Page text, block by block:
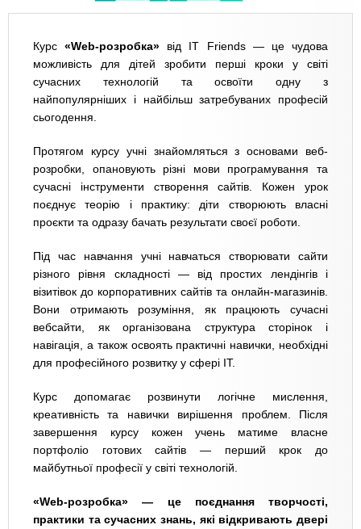
Курс«Web-розробка» від IT Friends — це чудова
можливість для дітей зробити перші кроки у світі
сучасних технологій та освоїти одну з
найпопулярніших і найбільш затребуваних професій
сьогодення.
Протягом курсу учні знайомляться з основами веб-
розробки, опановують різні мови програмування та
сучасні інструменти створення сайтів. Кожен урок
поєднує теорію і практику: діти створюють власні
проєкти та одразу бачать результати своєї роботи.
Під час навчання учні навчаться створювати сайти
різного рівня складності — від простих лендінгів і
візитівок до корпоративних сайтів та онлайн-магазинів.
Вони отримають розуміння, як працюють сучасні
вебсайти, як організована структура сторінок і
навігація, а також освоять практичні навички, необхідні
для професійного розвитку у сфері IT.
Курс допомагає розвинути логічне мислення,
креативність та навички вирішення проблем. Після
завершення курсу кожен учень матиме власне
портфоліо готових сайтів — перший крок до
майбутньої професії у світі технологій.
«Web-розробка» — це поєднання творчості,
практики та сучасних знань, які відкривають двері